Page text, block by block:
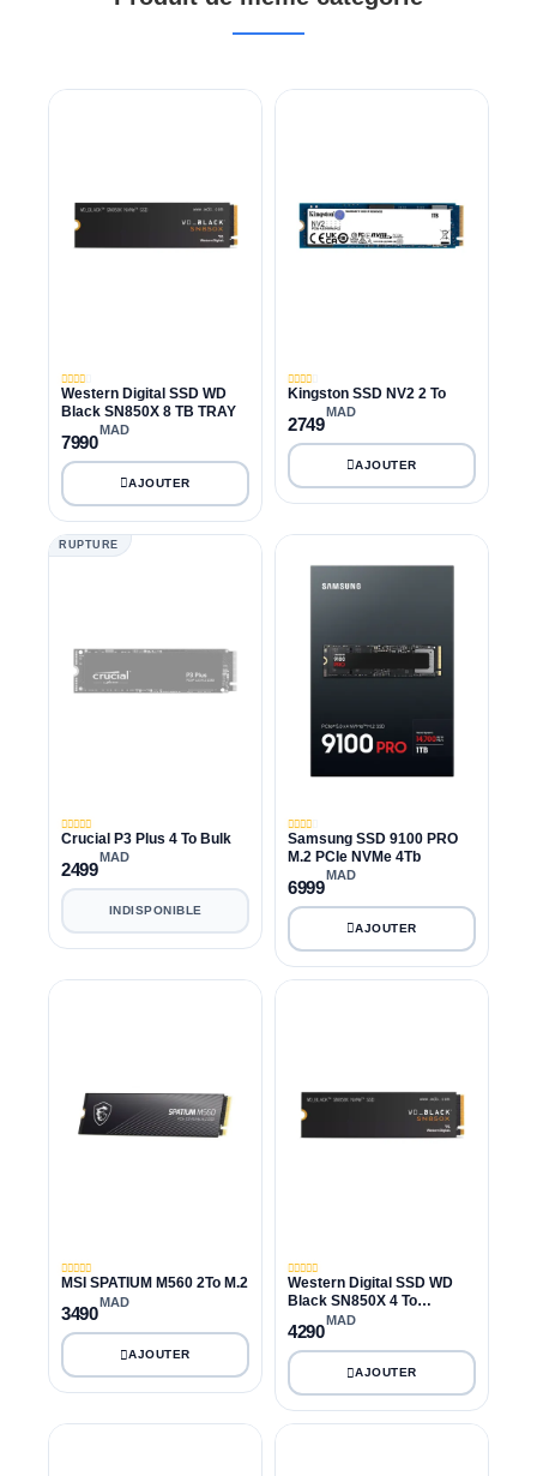
Western Digital SSD WD
Black SN850X 8 TB TRAY
7990
MAD
Kingston SSD NV2 2 To
2749
MAD
RUPTURE
Crucial P3 Plus 4 To Bulk
2499
MAD
INDISPONIBLE
Samsung SSD 9100 PRO
M.2 PCIe NVMe 4Tb
6999
MAD
MSI SPATIUM M560 2To M.2
3490
MAD
Western Digital SSD WD
Black SN850X 4 To
(emballage BOX )
4290
MAD